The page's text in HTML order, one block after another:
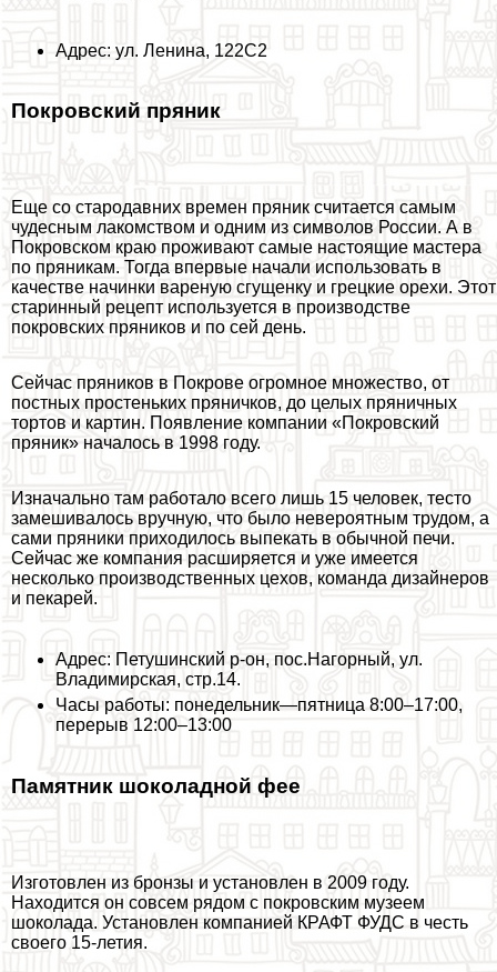
Адрес: ул. Ленина, 122С2
Покровский пряник
Еще со стародавних времен пряник считается самым
чудесным лакомством и одним из символов России. А в
Покровском краю проживают самые настоящие мастера
по пряникам. Тогда впервые начали использовать в
качестве начинки вареную сгущенку и грецкие орехи. Этот
старинный рецепт используется в производстве
покровских пряников и по сей день.
Сейчас пряников в Покрове огромное множество, от
постных простеньких пряничков, до целых пряничных
тортов и картин. Появление компании «Покровский
пряник» началось в 1998 году.
Изначально там работало всего лишь 15 человек, тесто
замешивалось вручную, что было невероятным трудом, а
сами пряники приходилось выпекать в обычной печи.
Сейчас же компания расширяется и уже имеется
несколько производственных цехов, комaнда дизайнеров
и пекарей.
Адрес: Петушинский р-он, пос.Нагорный, ул.
Владимирская, стр.14.
Часы работы: понедельник—пятница 8:00–17:00,
перерыв 12:00–13:00
Памятник шоколадной фее
Изготовлен из бронзы и установлен в 2009 году.
Находится он совсем рядом с покровским музеем
шоколада. Установлен компанией КРАФТ ФУДС в честь
своего 15-летия.